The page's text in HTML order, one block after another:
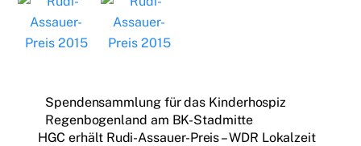
Spendensammlung für das Kinderhospiz
Regenbogenland am BK-Stadmitte
HGC erhält Rudi-Assauer-Preis – WDR Lokalzeit